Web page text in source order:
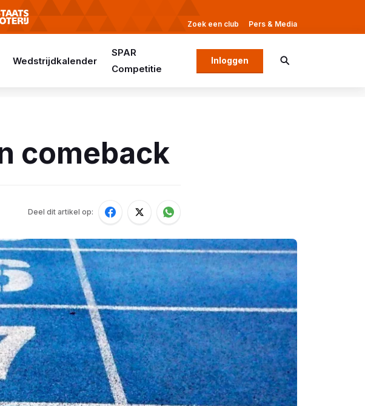
Zoek een club Pers & Media
Wedstrijdkalender
SPAR
Competitie
Inloggen
comeback
Deel dit artikel op: